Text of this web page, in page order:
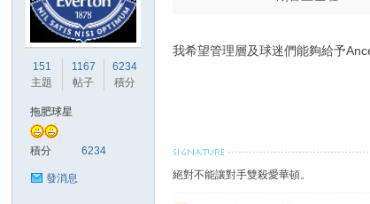
151
主題
1167
帖子
6234
積分
拖肥球星
積分 6234
發消息
我希望管理層及球迷們能夠給予
絕對不能讓對手雙殺愛華頓。